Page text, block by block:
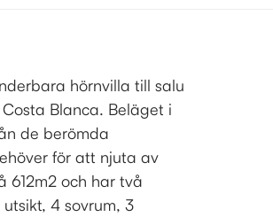
hörnvilla till salu
Blanca. Beläget i
de berömda
för att njuta av
612m2 och har två
4 sovrum, 3